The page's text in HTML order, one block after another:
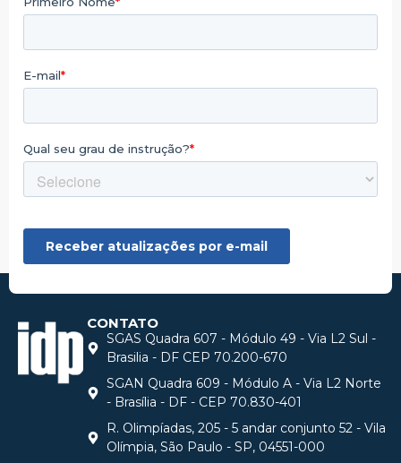
CONTATO
SGAS Quadra 607 - Módulo 49 - Via L2 Sul -
Brasilia - DF CEP 70.200-670
SGAN Quadra 609 - Módulo A - Via L2 Norte
- Brasília - DF - CEP 70.830-401
R. Olimpíadas, 205 - 5 andar conjunto 52 - Vila
Olímpia, São Paulo - SP, 04551-000